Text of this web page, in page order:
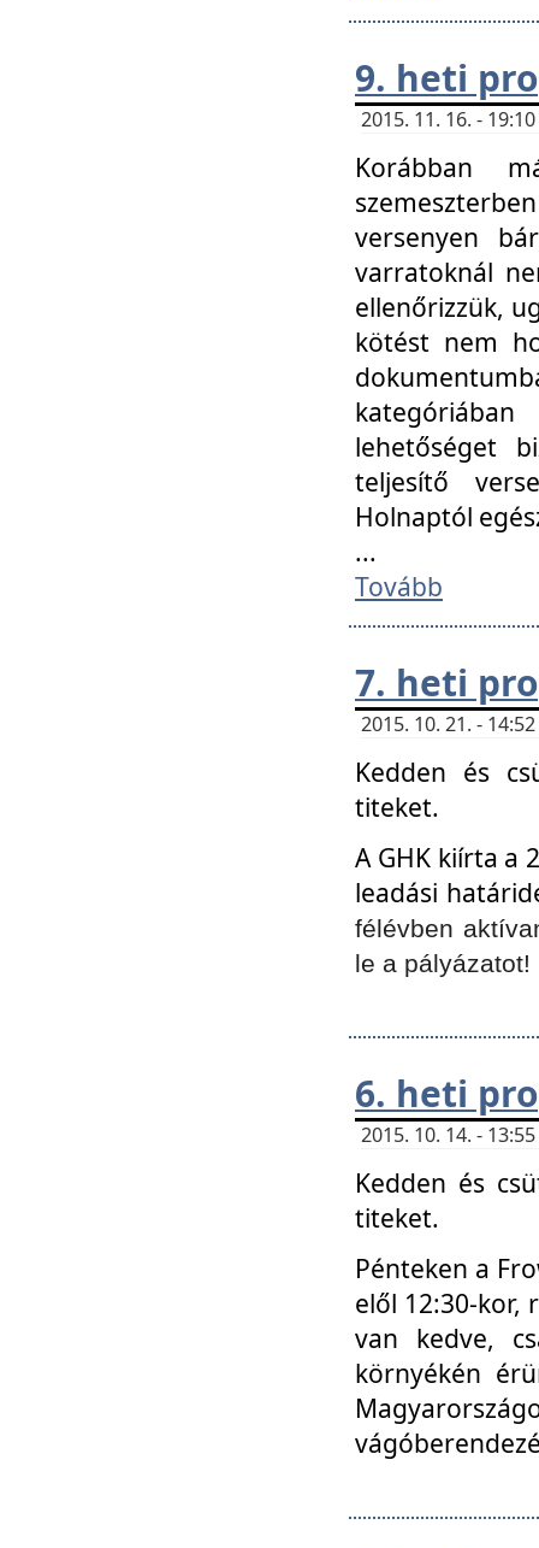
9. heti
2015. 11. 16. -
Korábban
versenyen
varratoknál
ellenőrizzük,
kötést nem
lehetőséget
teljesítő
Holnaptól
...
Tovább
7. heti
2015. 10. 21. -
Kedden és
titeket.
A GHK kiírta a
leadási
félévben
le a pályázatot!
6. heti
2015. 10. 14. -
Kedden és
titeket.
Pénteken a
elől 12:30-kor,
van kedve,
környékén